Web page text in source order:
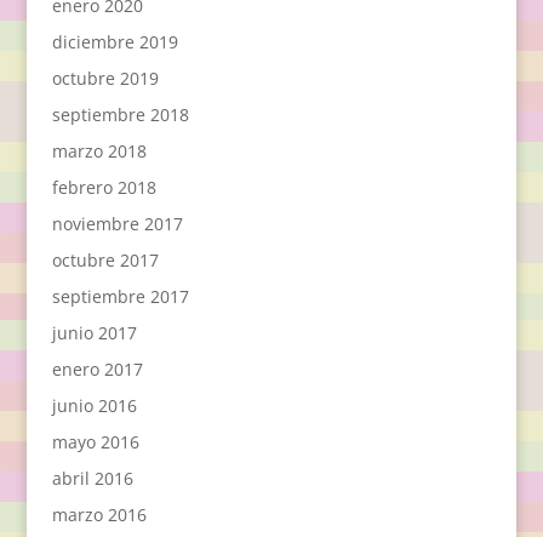
enero 2020
diciembre 2019
octubre 2019
septiembre 2018
marzo 2018
febrero 2018
noviembre 2017
octubre 2017
septiembre 2017
junio 2017
enero 2017
junio 2016
mayo 2016
abril 2016
marzo 2016